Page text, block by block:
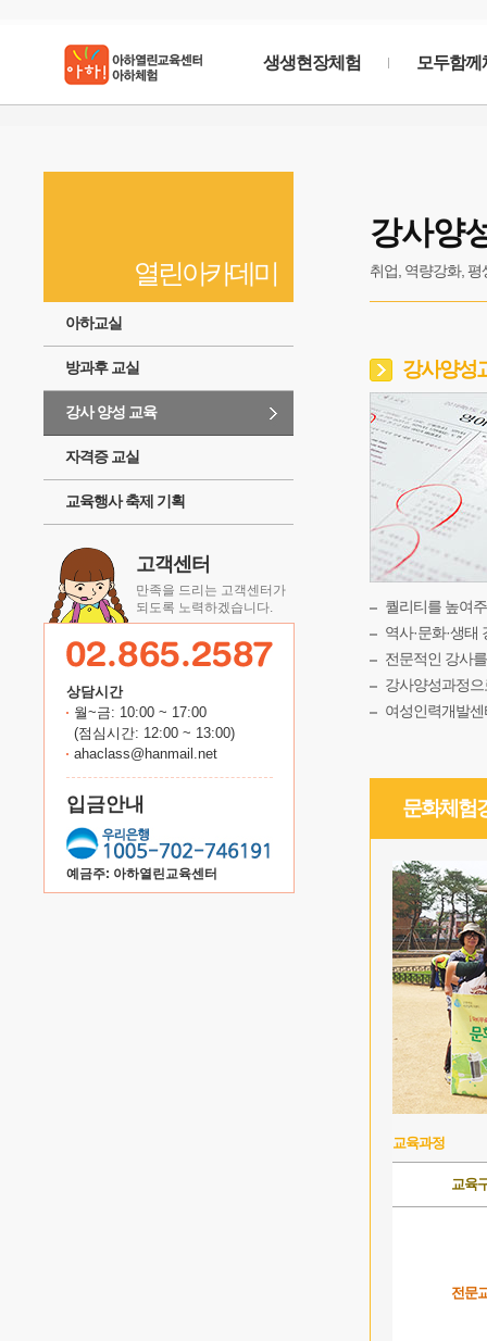
생생현장체험 모두함께
방과후 교실에 들어갈1줄짜리간단한문구가 필요
열린아카데미
아하교실
방과후 교실
강사 양성 교육
자격증 교실
교육행사 축제 기획
고객센터
만족을 드리는 고객센터가
되도록 노력하겠습니다.
상담시간
월~금: 10:00 ~ 17:00
(점심시간: 12:00 ~ 13:00)
ahaclass@hanmail.net
입금안내
예금주: 아하열린교육센터
강사양
취업, 역량강화,
강사양성
퀄리티를 높여
역사·문화·생
전문적인 강사
강사양성과정
여성인력개발
문화체험
교육과정
교육
전문